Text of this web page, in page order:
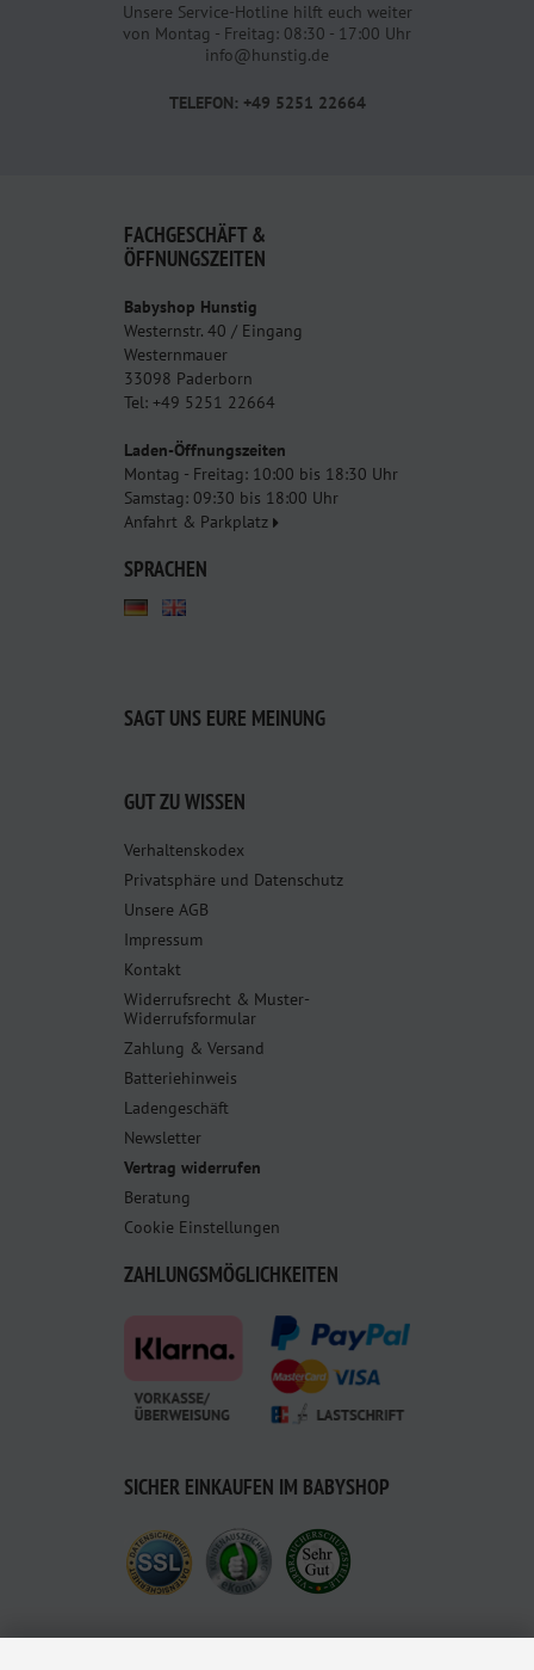
Unsere Service-Hotline hilft euch weiter
von Montag - Freitag: 08:30 - 17:00 Uhr
info@hunstig.de
TELEFON: +49 5251 22664
FACHGESCHÄFT &
ÖFFNUNGSZEITEN
Babyshop Hunstig
Westernstr. 40 / Eingang
Westernmauer
33098 Paderborn
Tel: +49 5251 22664
Laden-Öffnungszeiten
Montag - Freitag: 10:00 bis 18:30 Uhr
Samstag: 09:30 bis 18:00 Uhr
Anfahrt & Parkplatz
SPRACHEN
SAGT UNS EURE MEINUNG
GUT ZU WISSEN
Verhaltenskodex
Privatsphäre und Datenschutz
Unsere AGB
Impressum
Kontakt
Widerrufsrecht & Muster-
Widerrufsformular
Zahlung & Versand
Batteriehinweis
Ladengeschäft
Newsletter
Vertrag widerrufen
Beratung
Cookie Einstellungen
ZAHLUNGSMÖGLICHKEITEN
SICHER EINKAUFEN IM BABYSHOP